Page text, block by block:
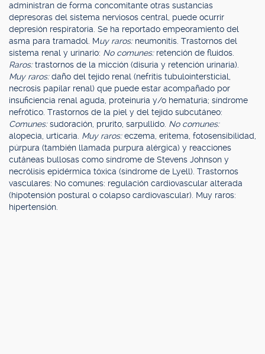
administran de forma concomitante otras sustancias
depresoras del sistema nerviosos central, puede ocurrir
depresión respiratoria. Se ha reportado empeoramiento del
asma para tramadol. Muy raros: neumonitis. Trastornos del
sistema renal y urinario: No comunes: retención de fluidos.
Raros:trastornos de la micción (disuria y retención urinaria).
Muy raros:daño del tejido renal (nefritis tubulointersticial,
necrosis papilar renal) que puede estar acompañado por
insuficiencia renal aguda, proteinuria y/o hematuria; síndrome
nefrótico. Trastornos de la piel y del tejido subcutáneo:
Comunes:sudoración, prurito, sarpullido. No comunes:
alopecia, urticaria. Muy raros:eczema, eritema, fotosensibilidad,
púrpura (también llamada purpura alérgica) y reacciones
cutáneas bullosas como síndrome de Stevens Johnson y
necrólisis epidérmica tóxica (síndrome de Lyell). Trastornos
vasculares: No comunes: regulación cardiovascular alterada
(hipotensión postural o colapso cardiovascular). Muy raros:
hipertensión.